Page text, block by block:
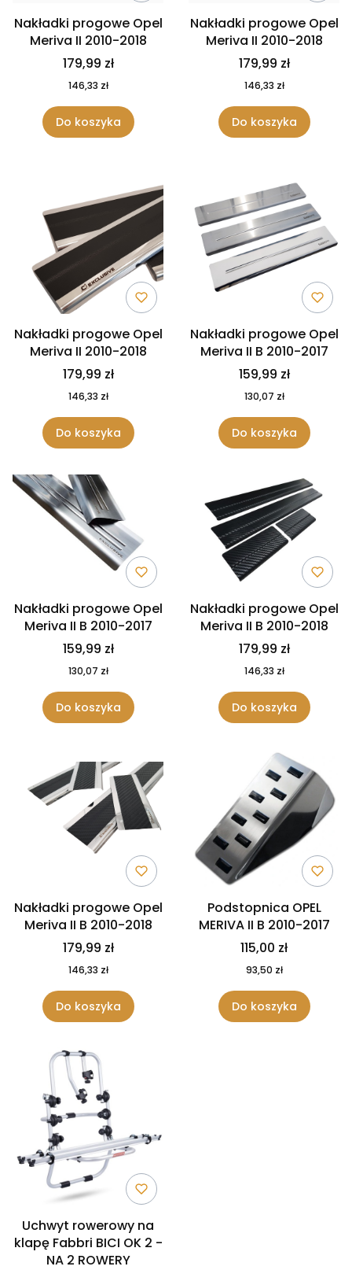
Nakładki progowe Opel
Meriva II 2010-2018
179,99 zł
146,33 zł
Do koszyka
Nakładki progowe Opel
Meriva II 2010-2018
179,99 zł
146,33 zł
Do koszyka
Nakładki progowe Opel
Meriva II 2010-2018
179,99 zł
146,33 zł
Do koszyka
Nakładki progowe Opel
Meriva II B 2010-2017
159,99 zł
130,07 zł
Do koszyka
Nakładki progowe Opel
Meriva II B 2010-2017
159,99 zł
130,07 zł
Do koszyka
Nakładki progowe Opel
Meriva II B 2010-2018
179,99 zł
146,33 zł
Do koszyka
Nakładki progowe Opel
Meriva II B 2010-2018
179,99 zł
146,33 zł
Do koszyka
Podstopnica OPEL
MERIVA II B 2010-2017
115,00 zł
93,50 zł
Do koszyka
Uchwyt rowerowy na
klapę Fabbri BICI OK 2 -
NA 2 ROWERY